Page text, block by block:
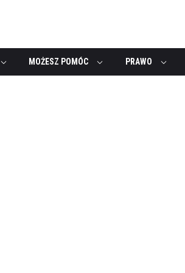
MOŻESZ POMÓC PRAWO